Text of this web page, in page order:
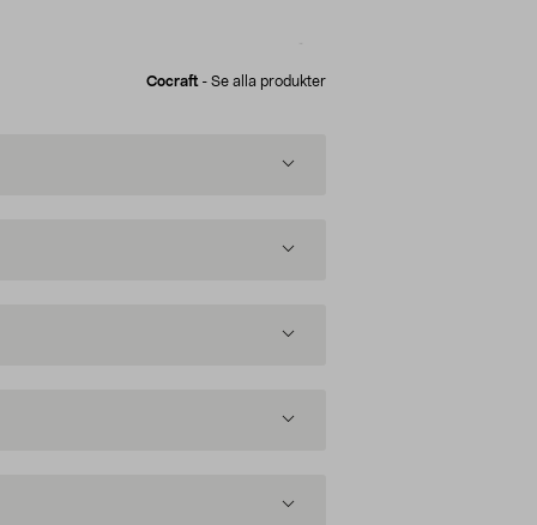
Cocraft - Se alla produkter